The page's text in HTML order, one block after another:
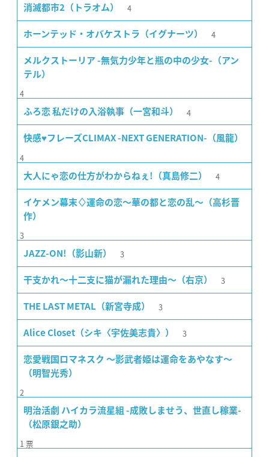
消滅都市2（トラオム） 4
ホーンテッド・オバケストラ（イグナーツ） 4
メルクストーリア -無気力少年と瓶の中の少女-（アン
テル）
4
ふろ恋 私だけの入浴執事（一宮和斗） 4
快感♥フレーズCLIMAX -NEXT GENERATION-（風龍）
4
大人にゃ恋の仕方がわからねぇ!（真島修二） 4
イケメン幕末♢運命の恋〜華の都と恋の乱〜（高杉晋
作）
3
JAZZ-ON!（影山新） 3
干支かれ〜十二支に猫が漏れた理由〜（右京） 3
THE LAST METAL（新宮寺成） 3
Alice Closet（シキ〈宇佐美志貴〉） 3
恋愛戦国ロマネスク 〜影武者姫は運命をあやなす〜
（明智光秀）
2
明治活劇 ハイカラ流星組 -成敗しませう、世直し稼業-
（松原銀之助）
1 票